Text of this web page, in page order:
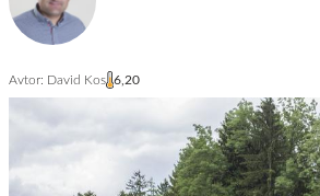
Avtor: David Kos 6,20